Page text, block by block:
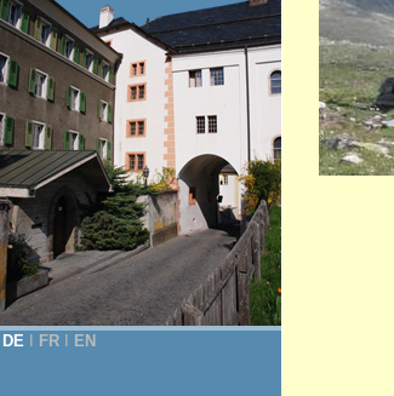
DE FR EN